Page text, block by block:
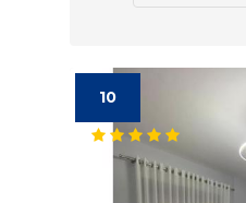
10